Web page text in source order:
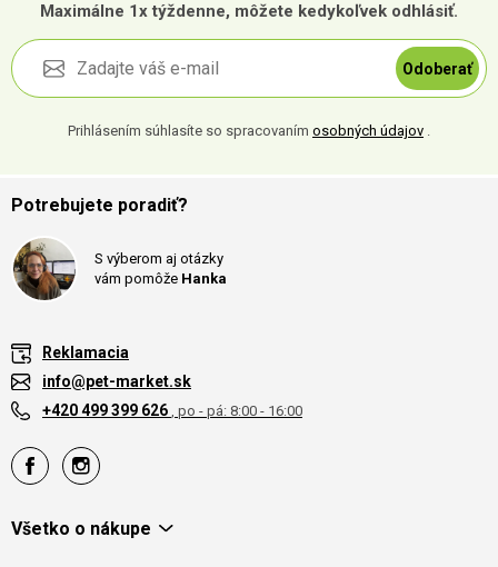
Maximálne 1x týždenne, môžete kedykoľvek odhlásiť.
Odoberať
Prihlásením súhlasíte so spracovaním osobných údajov .
Potrebujete poradiť?
S výberom aj otázky
vám pomôže Hanka
Reklamacia
info@pet-market.sk
+420 499 399 626 , po - pá: 8:00 - 16:00
Všetko o nákupe